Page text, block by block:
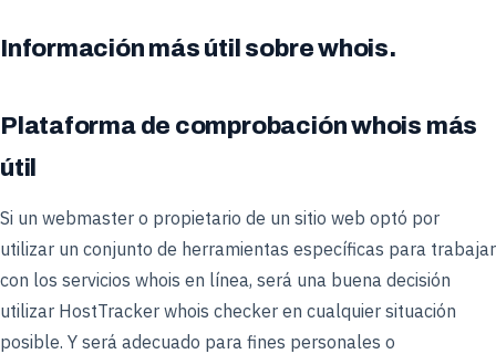
Información más útil sobre whois.
Plataforma de comprobación whois más
útil
Si un webmaster o propietario de un sitio web optó por
utilizar un conjunto de herramientas específicas para trabajar
con los servicios whois en línea, será una buena decisión
utilizar HostTracker whois checker en cualquier situación
posible. Y será adecuado para fines personales o